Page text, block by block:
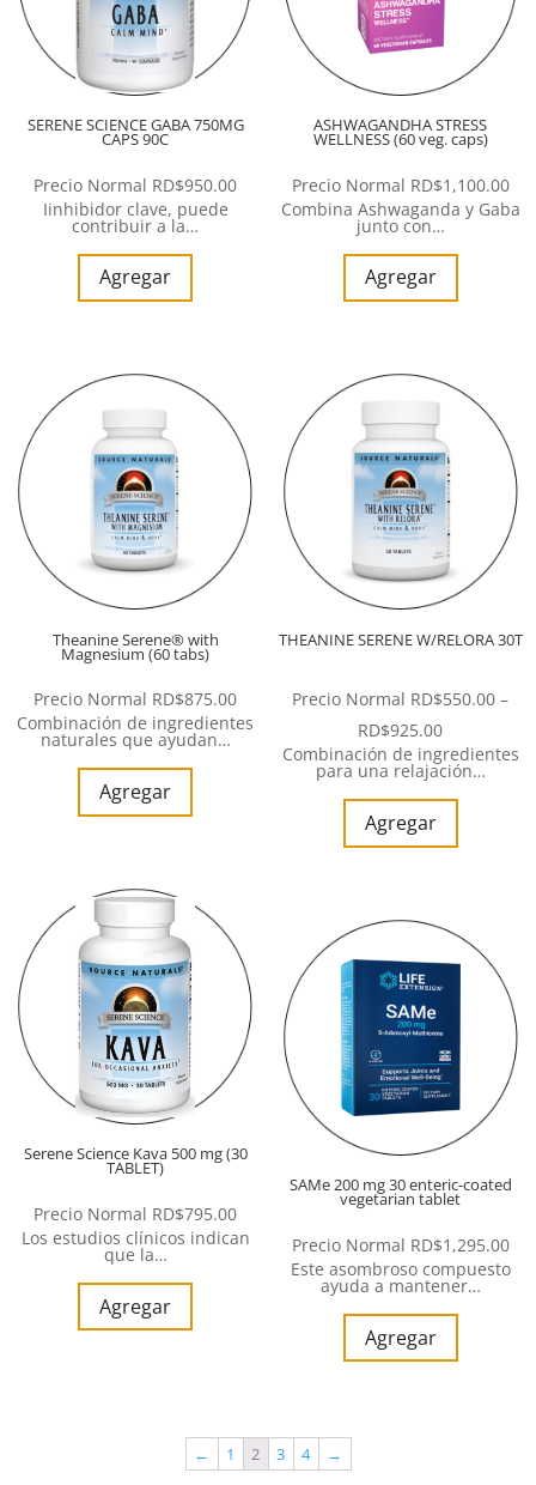
SERENE SCIENCE GABA 750MG
CAPS 90C
Precio Normal RD$950.00
Iinhibidor clave, puede
contribuir a la…
Agregar
ASHWAGANDHA STRESS
WELLNESS (60 veg. caps)
Precio Normal RD$1,100.00
Combina Ashwaganda y Gaba
junto con…
Agregar
Theanine Serene® with
Magnesium (60 tabs)
Precio Normal RD$875.00
Combinación de ingredientes
naturales que ayudan…
Agregar
THEANINE SERENE W/RELORA 30T
Precio Normal RD$550.00 –
RD$925.00
Combinación de ingredientes
para una relajación…
Agregar
Serene Science Kava 500 mg (30
TABLET)
Precio Normal RD$795.00
Los estudios clínicos indican
que la…
Agregar
SAMe 200 mg 30 enteric-coated
vegetarian tablet
Precio Normal RD$1,295.00
Este asombroso compuesto
ayuda a mantener…
Agregar
← 1 2 3 4 →